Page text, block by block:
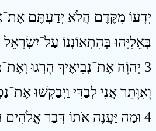
יְדָעוֹ מִקֶּדֶם הֲלֹא יְדַעְתֶּם
בְּאֵלִיָּהוּ בְּהִתְאוֹנְנוֹ
3 יְהוָֹה אֶת־נְבִיאֶיךָ הָרְגוּ
וָאִוָּתֵר אֲנִי לְבַדִּי וַיְבַקְשׁוּ
4 וּמַה יַּעֲנֶה אֹתוֹ דְּבַר